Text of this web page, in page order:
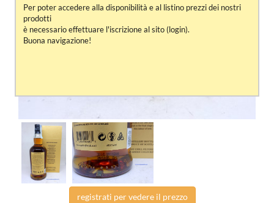
registrati per vedere il prezzo
Per poter accedere alla disponibilità e al listino prezzi dei nostri
prodotti
è necessario effettuare l'iscrizione al sito (login).
Buona navigazione!